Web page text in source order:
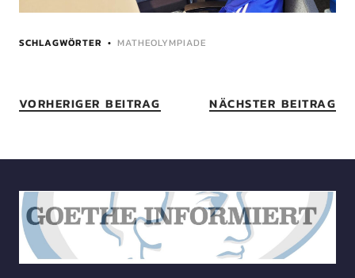
SCHLAGWÖRTER MATHEOLYMPIADE
VORHERIGER BEITRAG NÄCHSTER BEITRAG